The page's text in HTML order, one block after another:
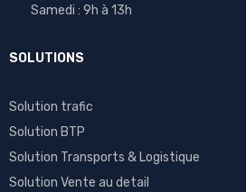
Samedi : 9h à 13h
SOLUTIONS
Solution trafic
Solution BTP
Solution Transports & Logistique
Solution Vente au detail